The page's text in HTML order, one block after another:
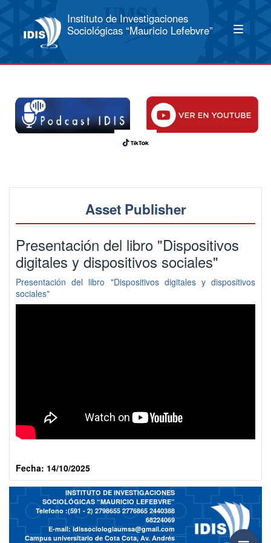
Instituto de Investigaciones
Sociológicas “Mauricio Lefebvre”
Asset Publisher
Presentación del libro "Dispositivos
digitales y dispositivos sociales"
Presentación del libro "Dispositivos digitales y dispositivos
sociales"
Fecha: 14/10/2025
INSTITUTO DE INVESTIGACIONES
SOCIOLÓGICAS “MAURICIO LEFEBVRE”
Telefono :(591 - 2) 2798655 2776865 2440388
68224069
E-mail:idissociologiaumsa@gmail.com
Campus universitario de Cota Cota, Av. Andrés